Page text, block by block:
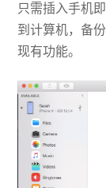
只需插入手机
到计算机，备
现有功能。